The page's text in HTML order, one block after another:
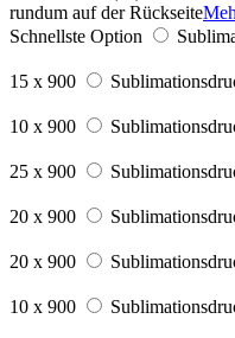
rundum auf der Rückseite
Schnellste Option
15 x 900
10 x 900
25 x 900
20 x 900
20 x 900
10 x 900